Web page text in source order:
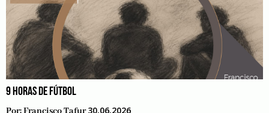
9 HORAS DE FÚTBOL
30.06.2026